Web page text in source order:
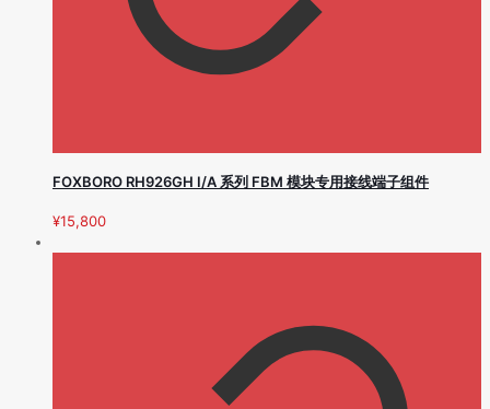
FOXBORO RH926GH I/A 系列 FBM 模块专用接线端子组件
¥15,800